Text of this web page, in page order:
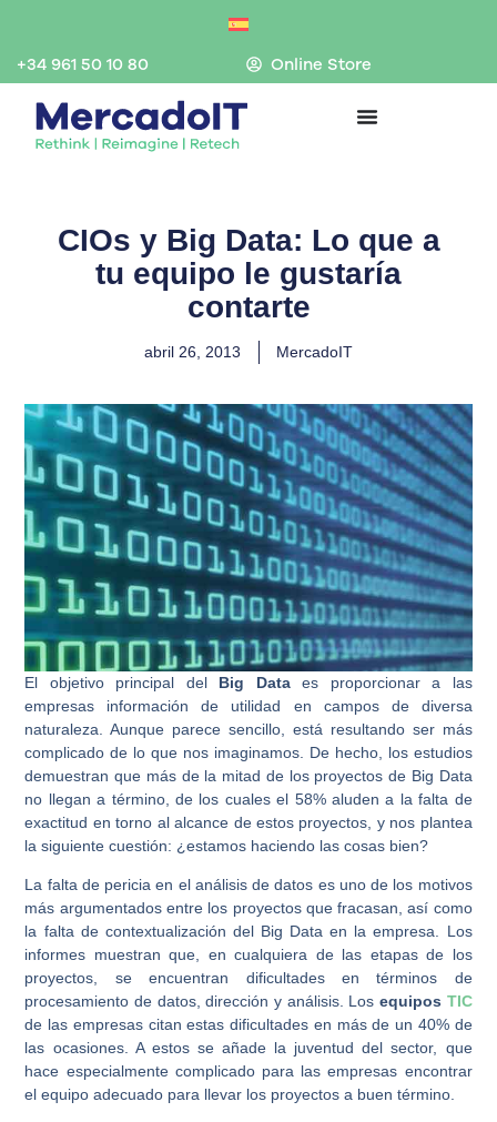
contenido
+34 961 50 10 80 Online Store
CIOs y Big Data: Lo que a
tu equipo le gustaría
contarte
abril 26, 2013 MercadoIT
El objetivo principal del Big Dataes proporcionar a las
empresas información de utilidad en campos de diversa
naturaleza. Aunque parece sencillo, está resultando ser más
complicado de lo que nos imaginamos. De hecho, los estudios
demuestran que más de la mitad de los proyectos de Big Data
no llegan a término, de los cuales el 58% aluden a la falta de
exactitud en torno al alcance de estos proyectos, y nos plantea
la siguiente cuestión: ¿estamos haciendo las cosas bien?
La falta de pericia en el análisis de datos es uno de los motivos
más argumentados entre los proyectos que fracasan, así como
la falta de contextualización del Big Data en la empresa. Los
informes muestran que, en cualquiera de las etapas de los
proyectos, se encuentran dificultades en términos de
procesamiento de datos, dirección y análisis. Los equipos TIC
de las empresas citan estas dificultades en más de un 40% de
las ocasiones. A estos se añade la juventud del sector, que
hace especialmente complicado para las empresas encontrar
el equipo adecuado para llevar los proyectos a buen término.